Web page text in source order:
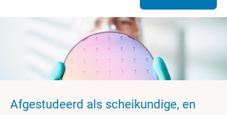
Afgestudeerd als scheikundige, en